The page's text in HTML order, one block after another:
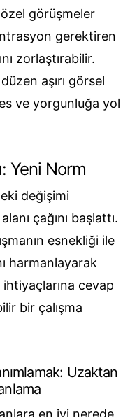
özel görüşmeler
gerektiren
zorlaştırabilir.
aşırı görsel
ve yorgunluğa yol
Yeni Norm
değişimi
çağını başlattı.
esnekliği ile
harmanlayarak
cevap
bir çalışma
Uzaktan